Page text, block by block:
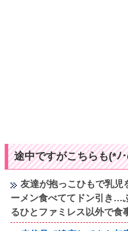
途中ですがこちらも(*ﾉ
友達が抱っこひもで乳児
ーメン食べててドン引き…
るひとファミレス以外で食